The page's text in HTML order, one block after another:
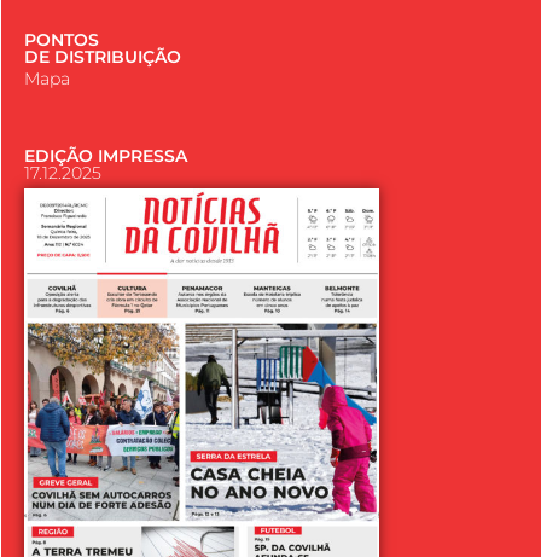
PONTOS
DE DISTRIBUIÇÃO
Mapa
EDIÇÃO IMPRESSA
17.12.2025